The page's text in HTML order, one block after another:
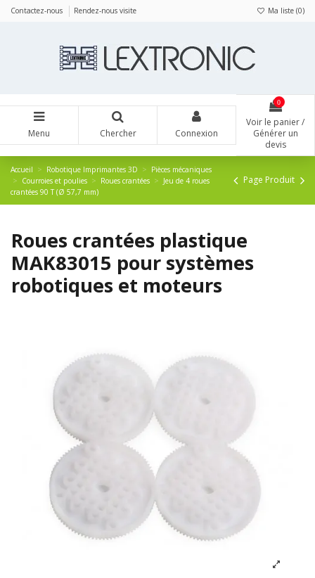
Contactez-nous Rendez-nous visite Ma liste (0)
Menu Chercher Connexion
0
Voir le panier /
Générer un
devis
Accueil Robotique Imprimantes 3D
Pièces mécaniques
Courroies et poulies
Roues crantées
Jeu de 4 roues
crantées 90 T (Ø 57,7 mm)
Page Produit
Roues crantées plastique
MAK83015 pour systèmes
robotiques et moteurs
Panneau de gestion des cookies